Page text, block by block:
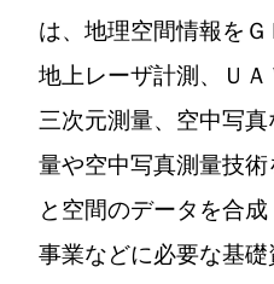
は、地理空間情報を
地上レーザ計測、Ｕ
三次元測量、空中写
量や空中写真測量技
と空間のデータを合
事業などに必要な基